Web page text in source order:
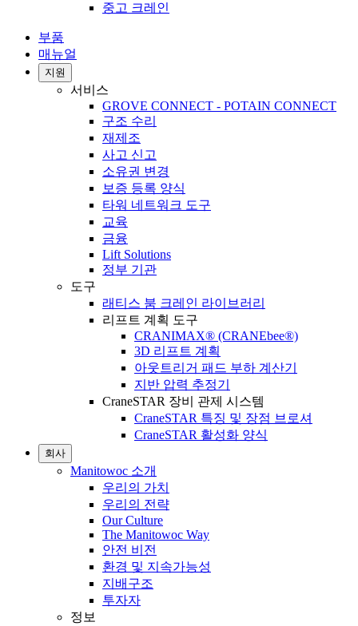
중고 크레인
부품
매뉴얼
지원
서비스
GROVE CONNECT - POTAIN CONNECT
구조 수리
재제조
사고 신고
소유권 변경
보증 등록 양식
타워 네트워크 도구
교육
금융
Lift Solutions
정부 기관
도구
래티스 붐 크레인 라이브러리
리프트 계획 도구
CRANIMAX® (CRANEbee®)
3D 리프트 계획
아웃트리거 패드 부하 계산기
지반 압력 추정기
CraneSTAR 장비 관제 시스템
CraneSTAR 특징 및 장점 브로셔
CraneSTAR 활성화 양식
회사
Manitowoc 소개
우리의 가치
우리의 전략
Our Culture
The Manitowoc Way
안전 비전
환경 및 지속가능성
지배구조
투자자
정보